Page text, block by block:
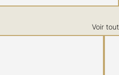
Voir tout